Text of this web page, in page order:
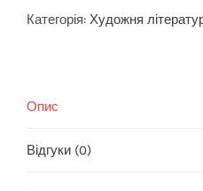
Упорядники:
кількість
Категорія: Художня
Опис
Відгуки (0)